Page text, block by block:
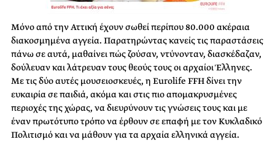
Μόνο από την Αττική έχουν σωθεί περίπου 80.000 ακέραια
διακοσμημένα αγγεία. Παρατηρώντας κανείς τις παραστάσεις
πάνω σε αυτά, μαθαίνει πώς ζούσαν, ντύνονταν, διασκέδαζαν,
δούλευαν και λάτρευαν τους θεούς τους οι αρχαίοι Έλληνες.
Με τις δύο αυτές μουσειοσκευές, η Eurolife FFH δίνει την
ευκαιρία σε παιδιά, ακόμα και στις πιο απομακρυσμένες
περιοχές της χώρας, να διευρύνουν τις γνώσεις τους και με
έναν πρωτότυπο τρόπο να έρθουν σε επαφή με τον Κυκλαδικό
Πολιτισμό και να μάθουν για τα αρχαία ελληνικά αγγεία.